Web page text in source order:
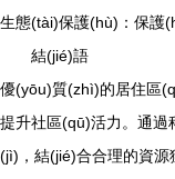
生態(tài)保護(hù)：保護
結(jié)語
優(yōu)質(zhì)的居住區
提升社區(qū)活力。通
(jì)，結(jié)合合理的資